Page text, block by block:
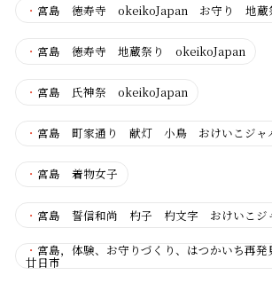
・ 宮島 徳寿寺 okeikoJapan お守り 地蔵
・ 宮島 徳寿寺 地蔵祭り okeikoJapan
・ 宮島 氏神祭 okeikoJapan
・ 宮島 町家通り 献灯 小鳥 おけいこジャ
・ 宮島 着物女子
・ 宮島 誓信和尚 杓子 杓文字 おけいこジ
・ 宮島，体験、お守りづくり、はつかいち再
廿日市